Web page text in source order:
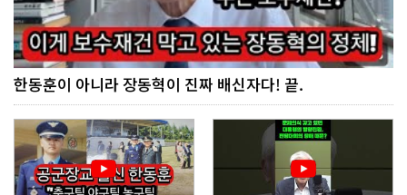
한동훈이 아니라 장동혁이 진짜 배신자다! 끝.